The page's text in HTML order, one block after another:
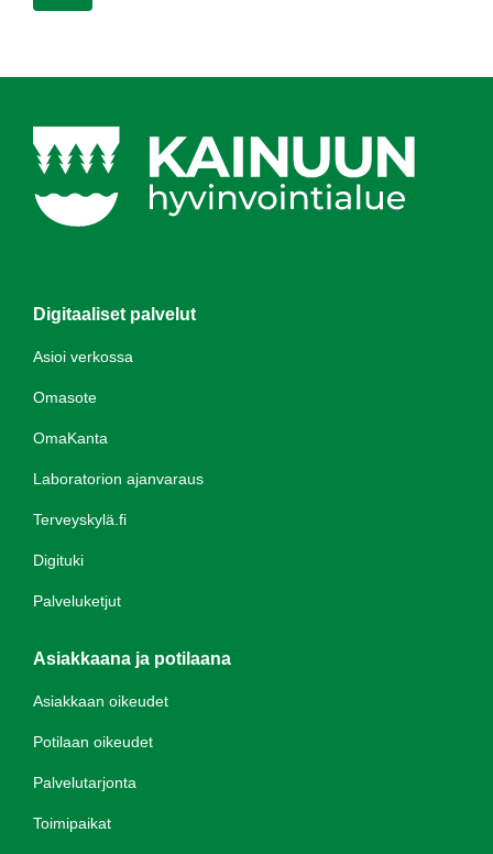
Digitaaliset palvelut
Asioi verkossa
Omasote
OmaKanta
Laboratorion ajanvaraus
Terveyskylä.fi
Digituki
Palveluketjut
Asiakkaana ja potilaana
Asiakkaan oikeudet
Potilaan oikeudet
Palvelutarjonta
Toimipaikat